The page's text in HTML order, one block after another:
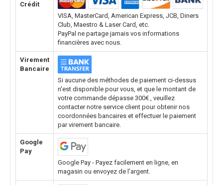
Crédit
VISA, MasterCard, American Express, JCB, Diners
Club, Maestro & Laser Card, etc.
PayPal ne partage jamais vos informations
financières avec nous.
Virement
Bancaire
Si aucune des méthodes de paiement ci-dessus
n'est disponible pour vous, et que le montant de
votre commande dépasse 300€ , veuillez
contacter notre service client pour obtenir nos
coordonnées bancaires et effectuer le paiement
par virement bancaire.
Google
Pay
Google Pay - Payez facilement en ligne, en
magasin ou envoyez de l'argent.